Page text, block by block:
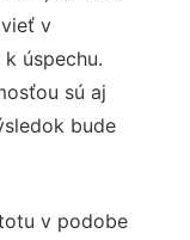
v
úspechu.
sú aj
bude
v podobe